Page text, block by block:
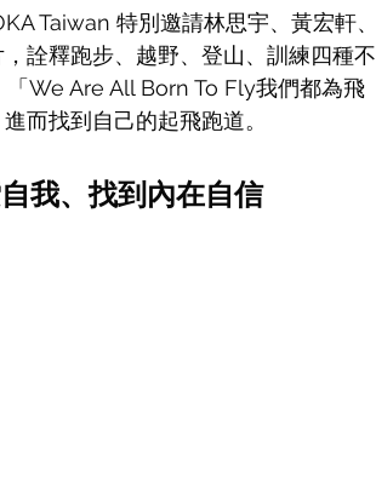
Taiwan 特別邀請林思宇、黃宏軒、
詮釋跑步、越野、登山、訓練四種不
We Are All Born To Fly我們都為飛
而找到自己的起飛跑道。
我、找到內在自信